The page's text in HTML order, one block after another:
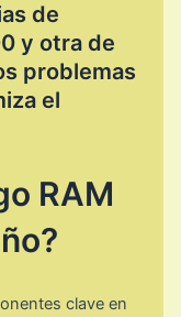
de
y otra de
problemas
el
RAM
clave en